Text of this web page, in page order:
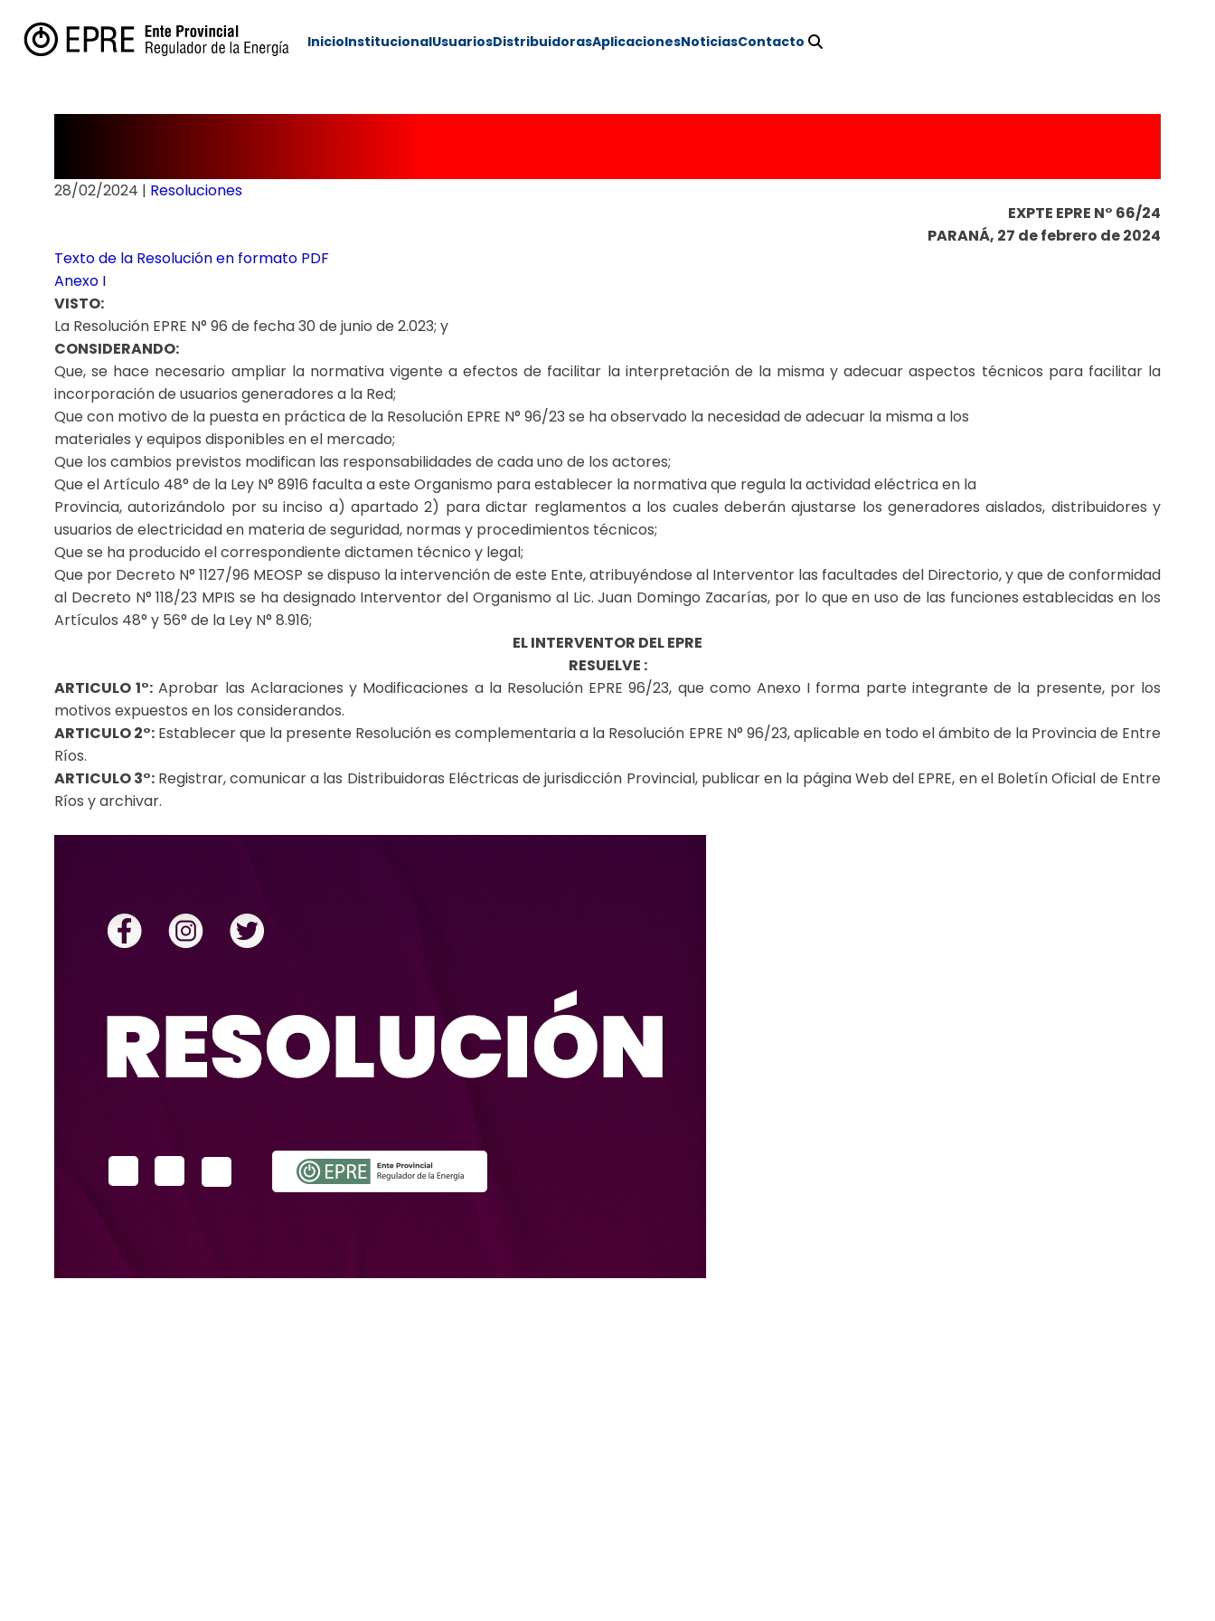
InicioInstitucionalUsuariosDistribuidorasAplicacionesNoticiasContacto
28/02/2024 | Resoluciones
EXPTE EPRE N° 66/24
PARANÁ, 27 de febrero de 2024
Texto de la Resolución en formato PDF
Anexo I
VISTO:
La Resolución EPRE N° 96 de fecha 30 de junio de 2.023; y
CONSIDERANDO:
Que, se hace necesario ampliar la normativa vigente a efectos de facilitar la interpretación de la misma y adecuar aspectos técnicos para facilitar la
incorporación de usuarios generadores a la Red;
Que con motivo de la puesta en práctica de la Resolución EPRE N° 96/23 se ha observado la necesidad de adecuar la misma a los
materiales y equipos disponibles en el mercado;
Que los cambios previstos modifican las responsabilidades de cada uno de los actores;
Que el Artículo 48° de la Ley N° 8916 faculta a este Organismo para establecer la normativa que regula la actividad eléctrica en la
Provincia, autorizándolo por su inciso a) apartado 2) para dictar reglamentos a los cuales deberán ajustarse los generadores aislados, distribuidores y
usuarios de electricidad en materia de seguridad, normas y procedimientos técnicos;
Que se ha producido el correspondiente dictamen técnico y legal;
Que por Decreto N° 1127/96 MEOSP se dispuso la intervención de este Ente, atribuyéndose al Interventor las facultades del Directorio, y que de conformidad
al Decreto N° 118/23 MPIS se ha designado Interventor del Organismo al Lic. Juan Domingo Zacarías, por lo que en uso de las funciones establecidas en los
Artículos 48° y 56° de la Ley N° 8.916;
EL INTERVENTOR DEL EPRE
RESUELVE :
ARTICULO 1°: Aprobar las Aclaraciones y Modificaciones a la Resolución EPRE 96/23, que como Anexo I forma parte integrante de la presente, por los
motivos expuestos en los considerandos.
ARTICULO 2°: Establecer que la presente Resolución es complementaria a la Resolución EPRE N° 96/23, aplicable en todo el ámbito de la Provincia de Entre
Ríos.
ARTICULO 3°: Registrar, comunicar a las Distribuidoras Eléctricas de jurisdicción Provincial, publicar en la página Web del EPRE, en el Boletín Oficial de Entre
Ríos y archivar.